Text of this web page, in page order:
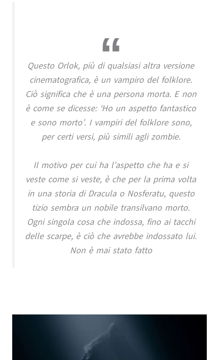
Questo Orlok, più di qualsiasi altra versione
cinematografica, è un vampiro del folklore.
Ciò significa che è una persona morta. E non
è come se dicesse: ‘Ho un aspetto fantastico
e sono morto’. I vampiri del folklore sono,
per certi versi, più simili agli zombie.
Il motivo per cui ha l’aspetto che ha e si
veste come si veste, è che per la prima volta
in una storia di Dracula o Nosferatu, questo
tizio sembra un nobile transilvano morto.
Ogni singola cosa che indossa, fino ai tacchi
delle scarpe, è ciò che avrebbe indossato lui.
Non è mai stato fatto